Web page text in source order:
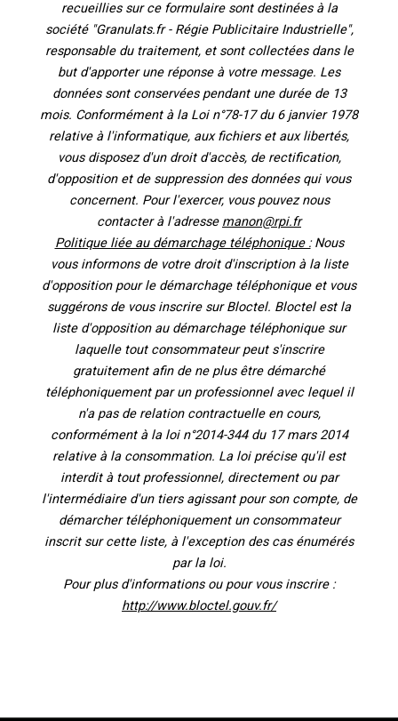
recueillies sur ce formulaire sont destinées à la
société "Granulats.fr - Régie Publicitaire Industrielle",
responsable du traitement, et sont collectées dans le
but d'apporter une réponse à votre message. Les
données sont conservées pendant une durée de 13
mois. Conformément à la Loi n°78-17 du 6 janvier 1978
relative à l'informatique, aux fichiers et aux libertés,
vous disposez d'un droit d'accès, de rectification,
d'opposition et de suppression des données qui vous
concernent. Pour l'exercer, vous pouvez nous
contacter à l'adresse manon@rpi.fr
Politique liée au démarchage téléphonique :Nous
vous informons de votre droit d'inscription à la liste
d'opposition pour le démarchage téléphonique et vous
suggérons de vous inscrire sur Bloctel. Bloctel est la
liste d'opposition au démarchage téléphonique sur
laquelle tout consommateur peut s'inscrire
gratuitement afin de ne plus être démarché
téléphoniquement par un professionnel avec lequel il
n'a pas de relation contractuelle en cours,
conformément à la loi n°2014-344 du 17 mars 2014
relative à la consommation. La loi précise qu'il est
interdit à tout professionnel, directement ou par
l'intermédiaire d'un tiers agissant pour son compte, de
démarcher téléphoniquement un consommateur
inscrit sur cette liste, à l'exception des cas énumérés
par la loi.
Pour plus d'informations ou pour vous inscrire :
http://www.bloctel.gouv.fr/